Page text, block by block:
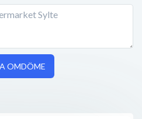
OMDÖME